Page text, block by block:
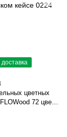
цветных
72 цвета
кейсе